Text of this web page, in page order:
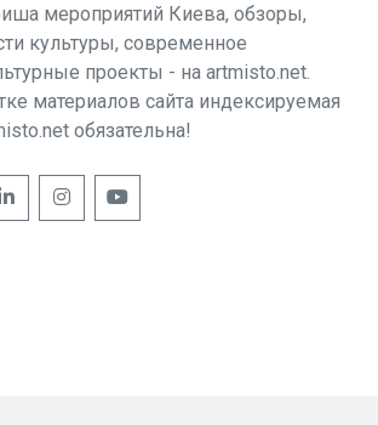
мероприятий Киева, обзоры,
культуры, современное
проекты - на artmisto.net.
материалов сайта индексируемая
обязательна!